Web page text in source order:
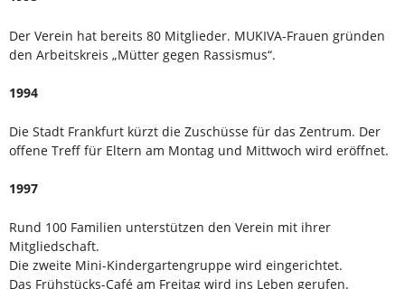
Der Verein hat bereits 80 Mitglieder. MUKIVA-Frauen gründen
den Arbeitskreis „Mütter gegen Rassismus“.
1994
Die Stadt Frankfurt kürzt die Zuschüsse für das Zentrum. Der
offene Treff für Eltern am Montag und Mittwoch wird eröffnet.
1997
Rund 100 Familien unterstützen den Verein mit ihrer
Mitgliedschaft.
Die zweite Mini-Kindergartengruppe wird eingerichtet.
Das Frühstücks-Café am Freitag wird ins Leben gerufen.